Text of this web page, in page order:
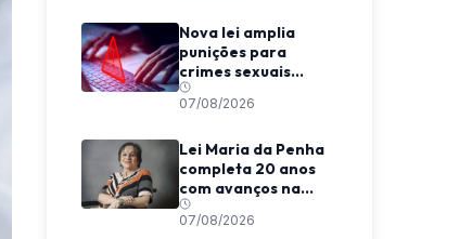
Nova lei amplia
punições para
crimes sexuais
online contra
crianças e
07/08/2026
Lei Maria da Penha
completa 20 anos
com avanços na
proteção e desafios
na aplicação
07/08/2026